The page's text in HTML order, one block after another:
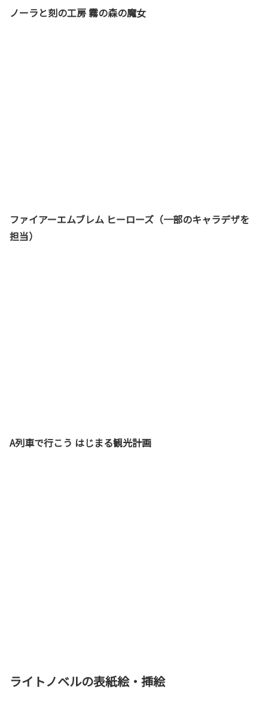
ノーラと刻の工房 霧の森の魔女
ファイアーエムブレム ヒーローズ（一部のキャラデザを
担当）
A列車で行こう はじまる観光計画
ライトノベルの表紙絵・挿絵